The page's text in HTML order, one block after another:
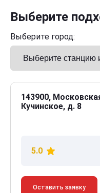
Выберите
Выберите город:
143900,
Кучинское, д. 8
5.0
Оставить заявку